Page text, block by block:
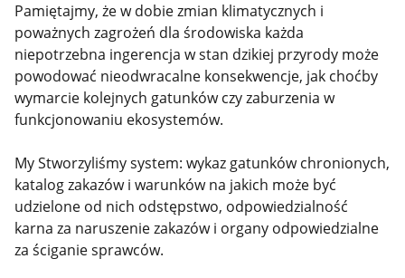
Pamiętajmy, że w dobie zmian klimatycznych i
poważnych zagrożeń dla środowiska każda
niepotrzebna ingerencja w stan dzikiej przyrody może
powodować nieodwracalne konsekwencje, jak choćby
wymarcie kolejnych gatunków czy zaburzenia w
funkcjonowaniu ekosystemów.
My Stworzyliśmy system: wykaz gatunków chronionych,
katalog zakazów i warunków na jakich może być
udzielone od nich odstępstwo, odpowiedzialność
karna za naruszenie zakazów i organy odpowiedzialne
za ściganie sprawców.